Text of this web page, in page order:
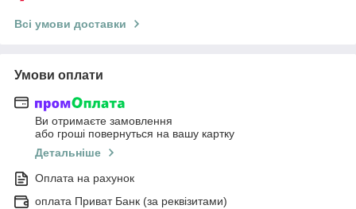
Всі умови доставки
Умови оплати
Ви отримаєте замовлення
або гроші повернуться на вашу картку
Детальніше
Оплата на рахунок
оплата Приват Банк (за реквізитами)